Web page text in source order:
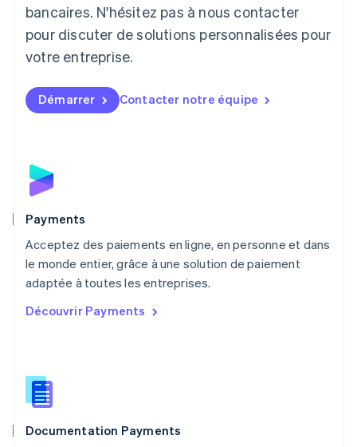
bancaires. N'hésitez pas à nous contacter
pour discuter de solutions personnalisées pour
votre entreprise.
Démarrer Contacter notre équipe
Payments
Acceptez des paiements en ligne, en personne et dans
le monde entier, grâce à une solution de paiement
adaptée à toutes les entreprises.
Découvrir Payments
Documentation Payments
Lituanie
Luxembourg
FrançaisDeutschEnglish
English简体中文
Malte
Norvège
English
English
NederlandsEnglish
Pologne
English
PortuguêsEnglish
English
Roumanie
Royaume-Uni